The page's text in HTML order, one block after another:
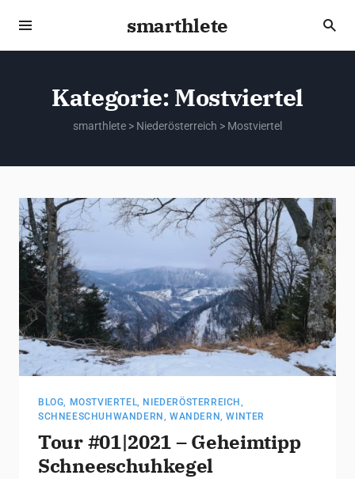
smarthlete
Kategorie: Mostviertel
smarthlete > Niederösterreich > Mostviertel
BLOG, MOSTVIERTEL, NIEDERÖSTERREICH,
SCHNEESCHUHWANDERN ,WANDERN,WINTER
Tour #01|2021 – Geheimtipp
Schneeschuhkegel